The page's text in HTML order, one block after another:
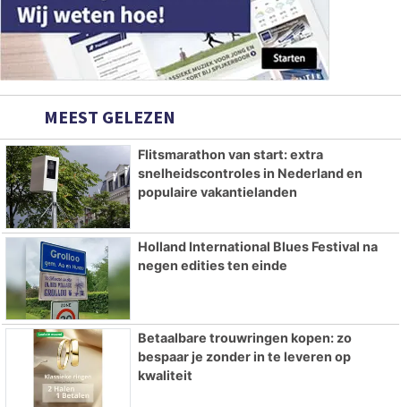
MEEST GELEZEN
Flitsmarathon van start: extra
snelheidscontroles in Nederland en
populaire vakantielanden
Holland International Blues Festival na
negen edities ten einde
Betaalbare trouwringen kopen: zo
bespaar je zonder in te leveren op
kwaliteit